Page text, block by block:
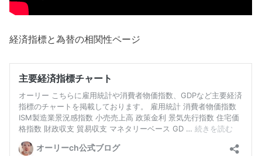
経済指標と為替の相関性ページ